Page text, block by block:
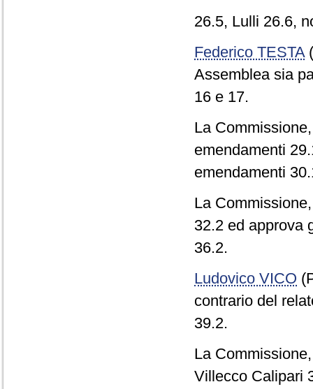
26.5, Lulli 26.6,
Federico TESTA
Assemblea sia
16 e 17.
La
emendamenti
emendamenti
La
32.2 ed approva
36.2.
Ludovico VICO
contrario del
39.2.
La
Villecco Calipari